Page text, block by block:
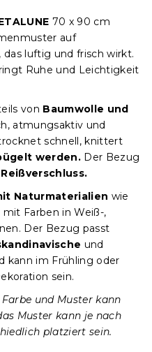
70 x 90 cm
auf
luftig und frisch wirkt.
Ruhe und Leichtigkeit
von Baumwolle und
atmungsaktiv und
schnell, knittert
werden. Der Bezug
Reißverschluss.
Naturmaterialien wie
Farben in Weiß-,
Der Bezug passt
und
kann im Frühling oder
sein.
und Muster kann
Muster kann je nach
platziert sein.